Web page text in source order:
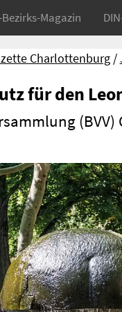
Bezirks-Magazin
Charlottenburg
für den